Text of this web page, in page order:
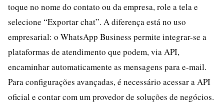
toque no nome do contato ou da empresa, role a tela e
selecione “Exportar chat”. A diferença está no uso
empresarial: o WhatsApp Business permite integrar-se a
plataformas de atendimento que podem, via API,
encaminhar automaticamente as mensagens para e-mail.
Para configurações avançadas, é necessário acessar a API
oficial e contar com um provedor de soluções de negócios.